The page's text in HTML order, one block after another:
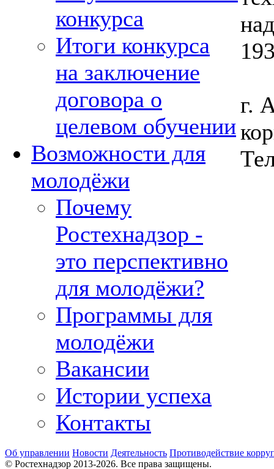
конкурса
Итоги конкурса
на заключение
договора о
целевом обучении
Возможности для
молодёжи
Почему
Ростехнадзор -
это перспективно
для молодёжи?
Программы для
молодёжи
Вакансии
Истории успеха
Контакты
г.
Об управлении Новости Деятельность Противодействие
© Ростехнадзор 2013-2026. Все права защищены.